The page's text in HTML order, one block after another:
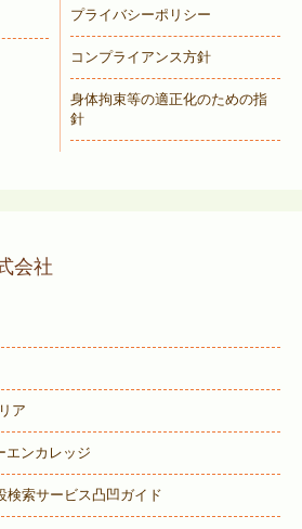
プライバシーポリシー
コンプライアンス方針
身体拘束等の適正化のための指
針
会社
ア
エンカレッジ
検索サービス凸凹ガイド